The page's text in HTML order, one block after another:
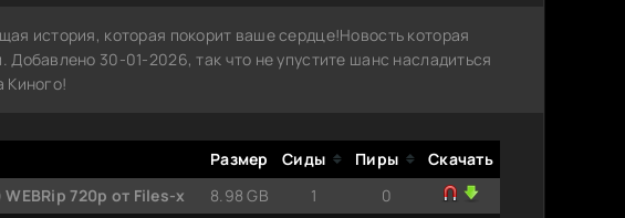
история, которая покорит ваше сердце!Новость которая
30-01-2026, так что не упустите шанс насладиться
Киного!
Размер Сиды Пиры
Скачать
720p от Files-x
8.98 GB 1
0